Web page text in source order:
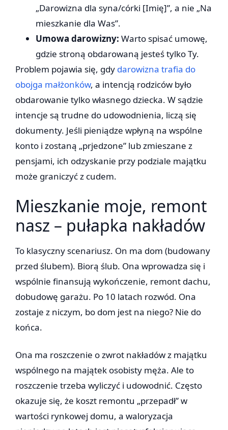
„Darowizna dla syna/córki [Imię]”, a nie „Na
mieszkanie dla Was”.
Umowa darowizny: Warto spisać umowę,
gdzie stroną obdarowaną jesteś tylko Ty.
Problem pojawia się, gdy darowizna trafia do
obojga małżonków, a intencją rodziców było
obdarowanie tylko własnego dziecka. W sądzie
intencje są trudne do udowodnienia, liczą się
dokumenty. Jeśli pieniądze wpłyną na wspólne
konto i zostaną „prjedzone” lub zmieszane z
pensjami, ich odzyskanie przy podziale majątku
może graniczyć z cudem.
Mieszkanie moje, remont
nasz – pułapka nakładów
To klasyczny scenariusz. On ma dom (budowany
przed ślubem). Biorą ślub. Ona wprowadza się i
wspólnie finansują wykończenie, remont dachu,
dobudowę garażu. Po 10 latach rozwód. Ona
zostaje z niczym, bo dom jest na niego? Nie do
końca.
Ona ma roszczenie o zwrot nakładów z majątku
wspólnego na majątek osobisty męża. Ale to
roszczenie trzeba wyliczyć i udowodnić. Często
okazuje się, że koszt remontu „przepadł” w
wartości rynkowej domu, a waloryzacja